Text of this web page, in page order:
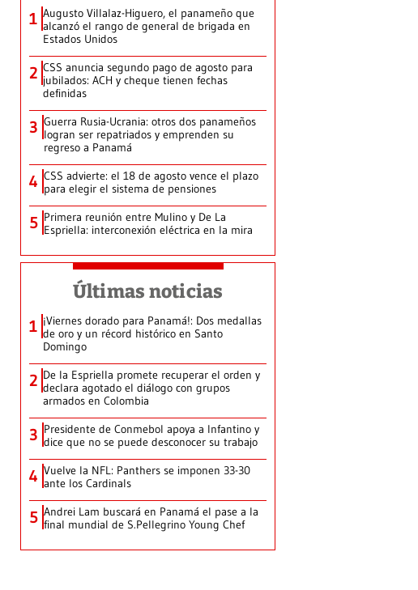
1 Augusto Villalaz-Higuero, el panameño que
alcanzó el rango de general de brigada en
Estados Unidos
2 CSS anuncia segundo pago de agosto para
jubilados: ACH y cheque tienen fechas
definidas
3 Guerra Rusia-Ucrania: otros dos panameños
logran ser repatriados y emprenden su
regreso a Panamá
4 CSS advierte: el 18 de agosto vence el plazo
para elegir el sistema de pensiones
5 Primera reunión entre Mulino y De La
Espriella: interconexión eléctrica en la mira
Últimas noticias
1 ¡Viernes dorado para Panamá!: Dos medallas
de oro y un récord histórico en Santo
Domingo
2 De la Espriella promete recuperar el orden y
declara agotado el diálogo con grupos
armados en Colombia
3 Presidente de Conmebol apoya a Infantino y
dice que no se puede desconocer su trabajo
4 Vuelve la NFL: Panthers se imponen 33-30
ante los Cardinals
5 Andrei Lam buscará en Panamá el pase a la
final mundial de S.Pellegrino Young Chef